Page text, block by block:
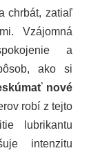
chrbát, zatiaľ
Vzájomná
a
ako si
nové
robí z tejto
lubrikantu
intenzitu